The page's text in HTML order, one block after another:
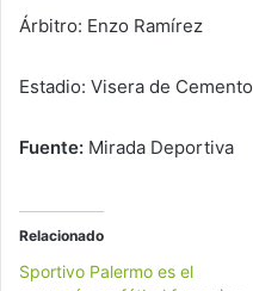
Árbitro: Enzo Ramírez
Estadio: Visera de Cemento
Fuente: Mirada Deportiva
Relacionado
Sportivo Palermo es el